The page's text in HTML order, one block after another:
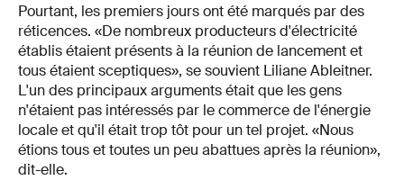
Pourtant, les premiers jours ont été marqués par des
réticences. «De nombreux producteurs d'électricité
établis étaient présents à la réunion de lancement et
tous étaient sceptiques», se souvient Liliane Ableitner.
L'un des principaux arguments était que les gens
n'étaient pas intéressés par le commerce de l'énergie
locale et qu'il était trop tôt pour un tel projet. «Nous
étions tous et toutes un peu abattues après la réunion»,
dit-elle.